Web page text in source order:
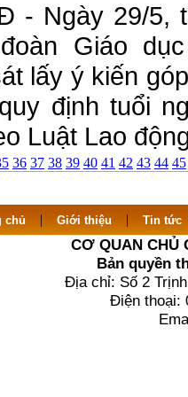
- Ngày 29/5,
Giáo
lấy ý kiến
định tuổi
Luật Lao
36 37 38 39 40 41 42 43 44 45
chủ | Giới thiệu | Tin tức
CƠ QUAN CHỦ
Bản quyền
Địa chỉ: Số 2
Điện